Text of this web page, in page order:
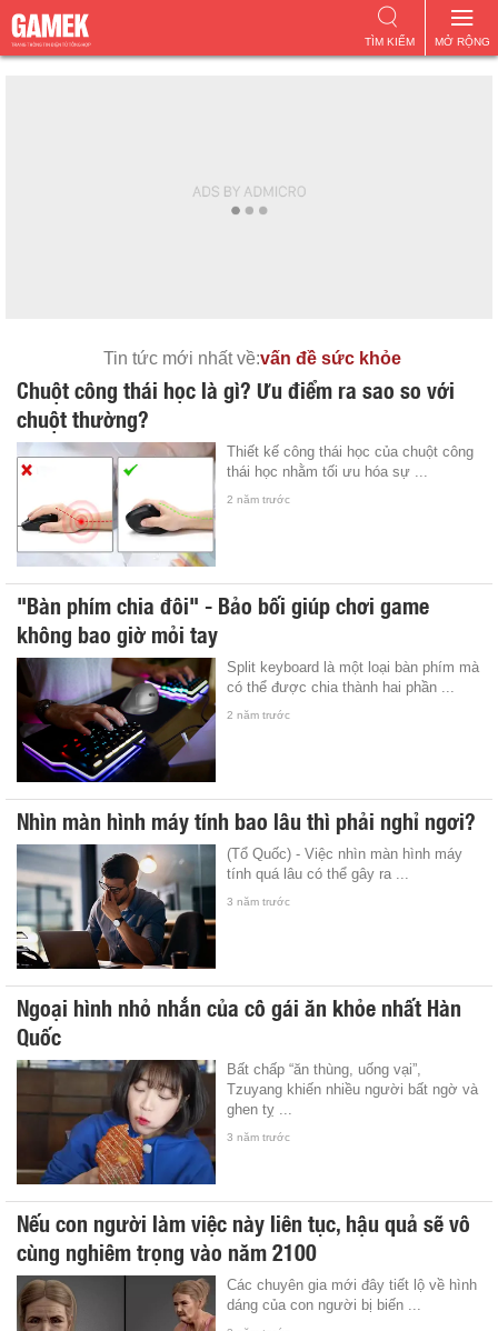
MỞ RỘNG
TÌM KIẾM
Tin tức mới nhất về:vấn đề sức khỏe
Chuột công thái học là gì? Ưu điểm ra sao so với
chuột thường?
Thiết kế công thái học của chuột công
thái học nhằm tối ưu hóa sự ...
2 năm trước
"Bàn phím chia đôi" - Bảo bối giúp chơi game
không bao giờ mỏi tay
Split keyboard là một loại bàn phím mà
có thể được chia thành hai phần ...
2 năm trước
Nhìn màn hình máy tính bao lâu thì phải nghỉ ngơi?
(Tổ Quốc) - Việc nhìn màn hình máy
tính quá lâu có thể gây ra ...
3 năm trước
Ngoại hình nhỏ nhắn của cô gái ăn khỏe nhất Hàn
Quốc
Bất chấp “ăn thùng, uống vại”,
Tzuyang khiến nhiều người bất ngờ và
ghen tỵ ...
3 năm trước
Nếu con người làm việc này liên tục, hậu quả sẽ vô
cùng nghiêm trọng vào năm 2100
Các chuyên gia mới đây tiết lộ về hình
dáng của con người bị biến ...